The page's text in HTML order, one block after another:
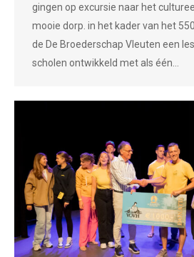
gingen op excursie naar het
mooie dorp. in het kader van het
de De Broederschap Vleuten een
scholen ontwikkeld met als één…